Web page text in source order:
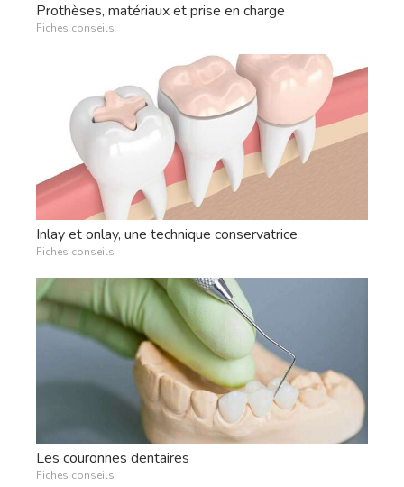
Prothèses, matériaux et prise en charge
Fiches conseils
Inlay et onlay, une technique conservatrice
Fiches conseils
Les couronnes dentaires
Fiches conseils